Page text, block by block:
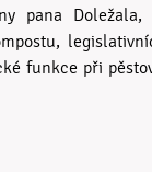
pana
funkce při